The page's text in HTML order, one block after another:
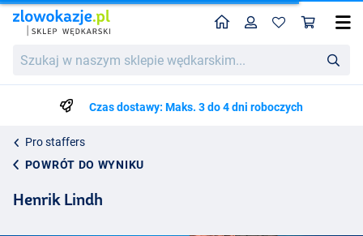
w
wędkarskim...
HomeProfil
Czas dostawy: Maks. 3 do 4 dni roboczych
Pro staffers
POWRÓT DO WYNIKU
Henrik Lindh